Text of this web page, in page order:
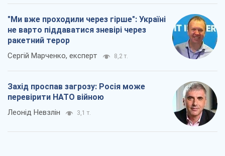
"Ми вже проходили через гірше": Україні
не варто піддаватися зневірі через
ракетний терор
Сергій Марченко, експерт 8,2 т.
Захід проспав загрозу: Росія може
перевірити НАТО війною
Леонід Невзлін 3,1 т.